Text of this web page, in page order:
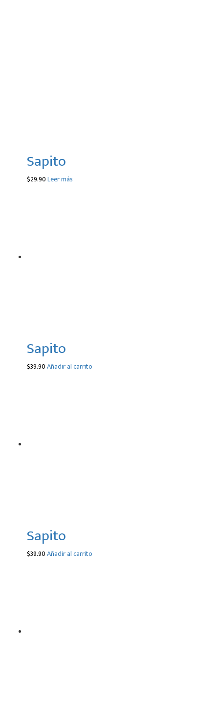
Sapito
$29.90Leer más
Sapito
$39.90Añadir al carrito
Sapito
$39.90Añadir al carrito